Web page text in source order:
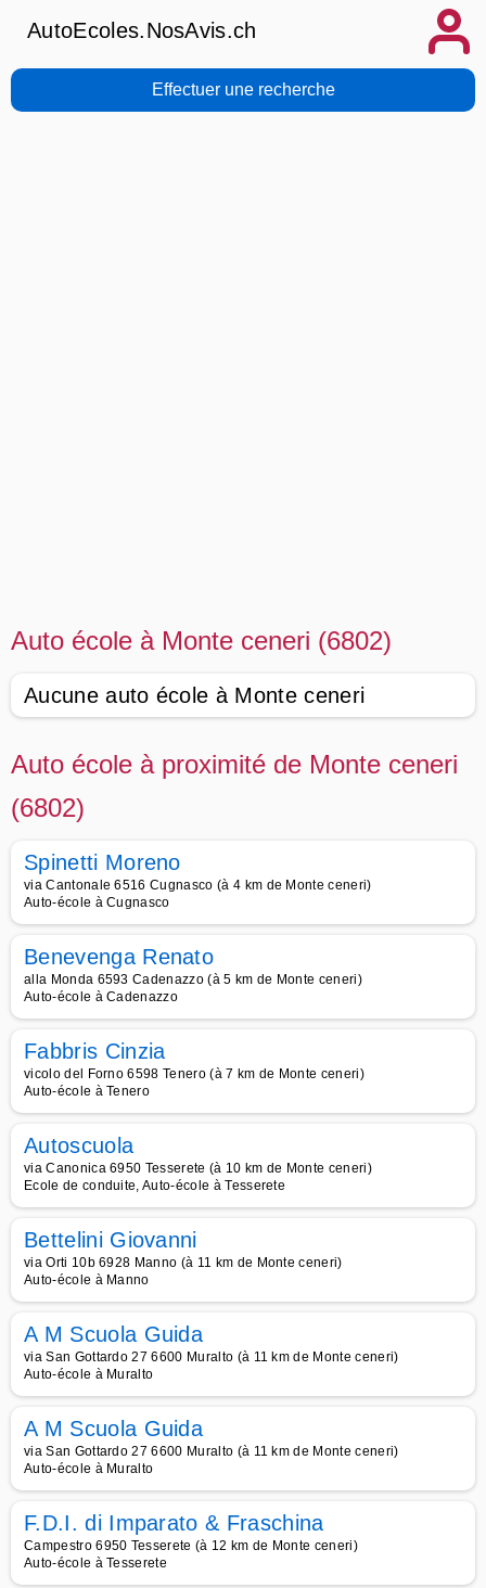
AutoEcoles.NosAvis.ch
Effectuer une recherche
Auto école à Monte ceneri (6802)
Aucune auto école à Monte ceneri
Auto école à proximité de Monte ceneri
(6802)
Spinetti Moreno
via Cantonale 6516 Cugnasco (à 4 km de Monte ceneri)
Auto-école à Cugnasco
Benevenga Renato
alla Monda 6593 Cadenazzo (à 5 km de Monte ceneri)
Auto-école à Cadenazzo
Fabbris Cinzia
vicolo del Forno 6598 Tenero (à 7 km de Monte ceneri)
Auto-école à Tenero
Autoscuola
via Canonica 6950 Tesserete (à 10 km de Monte ceneri)
Ecole de conduite, Auto-école à Tesserete
Bettelini Giovanni
via Orti 10b 6928 Manno (à 11 km de Monte ceneri)
Auto-école à Manno
A M Scuola Guida
via San Gottardo 27 6600 Muralto (à 11 km de Monte ceneri)
Auto-école à Muralto
A M Scuola Guida
via San Gottardo 27 6600 Muralto (à 11 km de Monte ceneri)
Auto-école à Muralto
F.D.I. di Imparato & Fraschina
Campestro 6950 Tesserete (à 12 km de Monte ceneri)
Auto-école à Tesserete